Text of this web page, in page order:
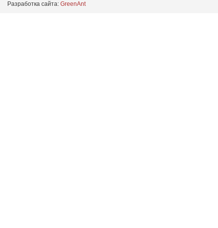
Разработка сайта: GreenAnt